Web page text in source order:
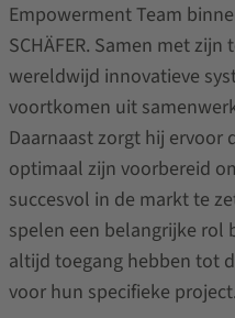
Empowerment Team
SCHÄFER. Samen met
wereldwijd innovatieve
voortkomen uit
Daarnaast zorgt hij ervoor
optimaal zijn voorbereid
succesvol in de markt te
spelen een belangrijke rol
altijd toegang hebben tot
voor hun specifieke project.